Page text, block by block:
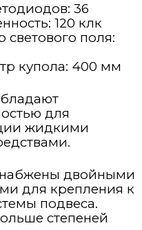
36
120 клк
поля:
купола: 400 мм
для
жидкими
двойными
для крепления к
подвеса.
степеней